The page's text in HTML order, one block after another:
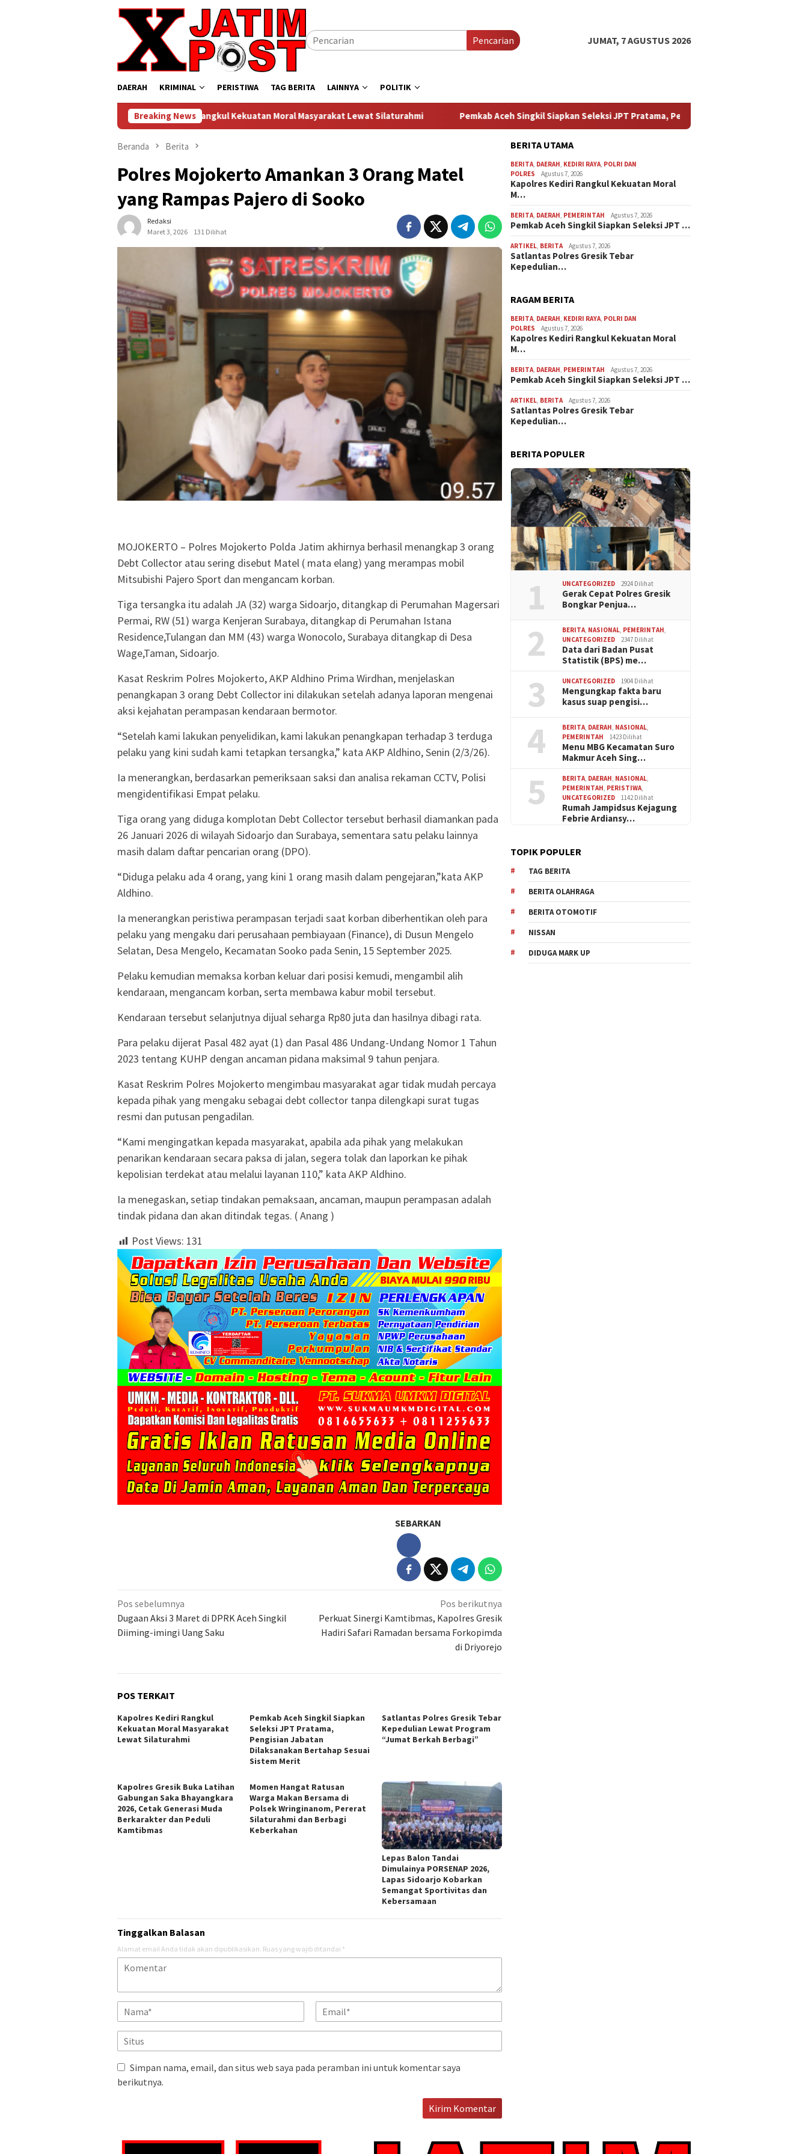
Pencarian JUMAT, 7 AGUSTUS 2026
DAERAH KRIMINAL PERISTIWA TAG BERITA LAINNYA POLITIK
Breaking News
Kapolres Kediri Rangkul Kekuatan Moral Masyarakat Lewat Silaturahmi Pemkab Aceh Singkil Siapkan Seleksi JPT Pratama, Pengisian Jabatan Dilaksanakan Bertahap Sesuai
Beranda Berita
Polres Mojokerto Amankan 3 Orang Matel
yang Rampas Pajero di Sooko
Redaksi
Maret 3, 2026
131 Dilihat
MOJOKERTO – Polres Mojokerto Polda Jatim akhirnya berhasil menangkap 3 orang
Debt Collector atau sering disebut Matel ( mata elang) yang merampas mobil
Mitsubishi Pajero Sport dan mengancam korban.
Tiga tersangka itu adalah JA (32) warga Sidoarjo, ditangkap di Perumahan Magersari
Permai, RW (51) warga Kenjeran Surabaya, ditangkap di Perumahan Istana
Residence,Tulangan dan MM (43) warga Wonocolo, Surabaya ditangkap di Desa
Wage,Taman, Sidoarjo.
Kasat Reskrim Polres Mojokerto, AKP Aldhino Prima Wirdhan, menjelaskan
penangkapan 3 orang Debt Collector ini dilakukan setelah adanya laporan mengenai
aksi kejahatan perampasan kendaraan bermotor.
“Setelah kami lakukan penyelidikan, kami lakukan penangkapan terhadap 3 terduga
pelaku yang kini sudah kami tetapkan tersangka,” kata AKP Aldhino, Senin (2/3/26).
Ia menerangkan, berdasarkan pemeriksaan saksi dan analisa rekaman CCTV, Polisi
mengidentifikasi Empat pelaku.
Tiga orang yang diduga komplotan Debt Collector tersebut berhasil diamankan pada
26 Januari 2026 di wilayah Sidoarjo dan Surabaya, sementara satu pelaku lainnya
masih dalam daftar pencarian orang (DPO).
“Diduga pelaku ada 4 orang, yang kini 1 orang masih dalam pengejaran,”kata AKP
Aldhino.
Ia menerangkan peristiwa perampasan terjadi saat korban diberhentikan oleh para
pelaku yang mengaku dari perusahaan pembiayaan (Finance), di Dusun Mengelo
Selatan, Desa Mengelo, Kecamatan Sooko pada Senin, 15 September 2025.
Pelaku kemudian memaksa korban keluar dari posisi kemudi, mengambil alih
kendaraan, mengancam korban, serta membawa kabur mobil tersebut.
Kendaraan tersebut selanjutnya dijual seharga Rp80 juta dan hasilnya dibagi rata.
Para pelaku dijerat Pasal 482 ayat (1) dan Pasal 486 Undang-Undang Nomor 1 Tahun
2023 tentang KUHP dengan ancaman pidana maksimal 9 tahun penjara.
Kasat Reskrim Polres Mojokerto mengimbau masyarakat agar tidak mudah percaya
kepada pihak yang mengaku sebagai debt collector tanpa dilengkapi surat tugas
resmi dan putusan pengadilan.
“Kami mengingatkan kepada masyarakat, apabila ada pihak yang melakukan
penarikan kendaraan secara paksa di jalan, segera tolak dan laporkan ke pihak
kepolisian terdekat atau melalui layanan 110,” kata AKP Aldhino.
Ia menegaskan, setiap tindakan pemaksaan, ancaman, maupun perampasan adalah
tindak pidana dan akan ditindak tegas. ( Anang )
Post Views: 131
SEBARKAN
Navigasi
pos
Pos sebelumnya
Dugaan Aksi 3 Maret di DPRK Aceh Singkil
Diiming-imingi Uang Saku
Pos berikutnya
Perkuat Sinergi Kamtibmas, Kapolres Gresik
Hadiri Safari Ramadan bersama Forkopimda
di Driyorejo
POS TERKAIT
Kapolres Kediri Rangkul
Kekuatan Moral Masyarakat
Lewat Silaturahmi
Pemkab Aceh Singkil Siapkan
Seleksi JPT Pratama,
Pengisian Jabatan
Dilaksanakan Bertahap Sesuai
Sistem Merit
Satlantas Polres Gresik Tebar
Kepedulian Lewat Program
“Jumat Berkah Berbagi”
Kapolres Gresik Buka Latihan
Gabungan Saka Bhayangkara
2026, Cetak Generasi Muda
Berkarakter dan Peduli
Kamtibmas
Momen Hangat Ratusan
Warga Makan Bersama di
Polsek Wringinanom, Pererat
Silaturahmi dan Berbagi
Keberkahan
Lepas Balon Tandai
Dimulainya PORSENAP 2026,
Lapas Sidoarjo Kobarkan
Semangat Sportivitas dan
Kebersamaan
Tinggalkan Balasan
Alamat email Anda tidak akan dipublikasikan. Ruas yang wajib ditandai *
Simpan nama, email, dan situs web saya pada peramban ini untuk komentar saya
berikutnya.
BERITA UTAMA
BERITA, DAERAH, KEDIRI RAYA, POLRI DAN
POLRES
Agustus 7, 2026
Kapolres Kediri Rangkul Kekuatan Moral
M…
BERITA, DAERAH, PEMERINTAH Agustus 7, 2026
Pemkab Aceh Singkil Siapkan Seleksi JPT …
ARTIKEL, BERITA Agustus 7, 2026
Satlantas Polres Gresik Tebar
Kepedulian…
RAGAM BERITA
BERITA, DAERAH, KEDIRI RAYA, POLRI DAN
POLRES
Agustus 7, 2026
Kapolres Kediri Rangkul Kekuatan Moral
M…
BERITA, DAERAH, PEMERINTAH Agustus 7, 2026
Pemkab Aceh Singkil Siapkan Seleksi JPT …
ARTIKEL, BERITA Agustus 7, 2026
Satlantas Polres Gresik Tebar
Kepedulian…
BERITA POPULER
1 UNCATEGORIZED 2924 Dilihat
Gerak Cepat Polres Gresik
Bongkar Penjua…
2 BERITA NASIONAL PEMERINTAH
UNCATEGORIZED
2347 Dilihat
Data dari Badan Pusat
Statistik (BPS) me…
3 UNCATEGORIZED 1904 Dilihat
Mengungkap fakta baru
kasus suap pengisi…
4 BERITA DAERAH NASIONAL
PEMERINTAH
1423 Dilihat
Menu MBG Kecamatan Suro
Makmur Aceh Sing…
5 BERITA DAERAH NASIONAL
PEMERINTAH PERISTIWA
UNCATEGORIZED
1142 Dilihat
Rumah Jampidsus Kejagung
Febrie Ardiansy…
TOPIK POPULER
TAG BERITA
BERITA OLAHRAGA
BERITA OTOMOTIF
NISSAN
DIDUGA MARK UP